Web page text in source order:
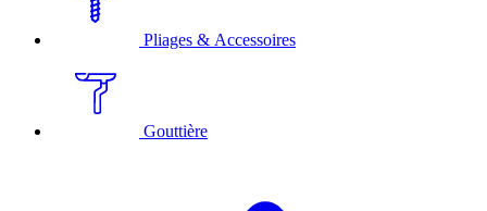
Pliages & Accessoires
Gouttière